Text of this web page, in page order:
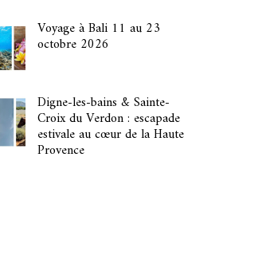
Voyage à Bali 11 au 23
octobre 2026
Digne-les-bains & Sainte-
Croix du Verdon : escapade
estivale au cœur de la Haute
Provence